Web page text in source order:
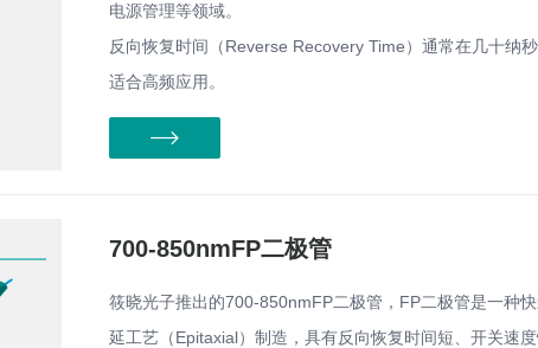
电源管理等领域。
反向恢复时间（Reverse Recovery Time）通常在几十纳
适合高频应用。
700-850nmFP二极管
筱晓光子推出的700-850nmFP二极管，FP二极管是一种
延工艺（Epitaxial）制造，具有反向恢复时间短、开关速